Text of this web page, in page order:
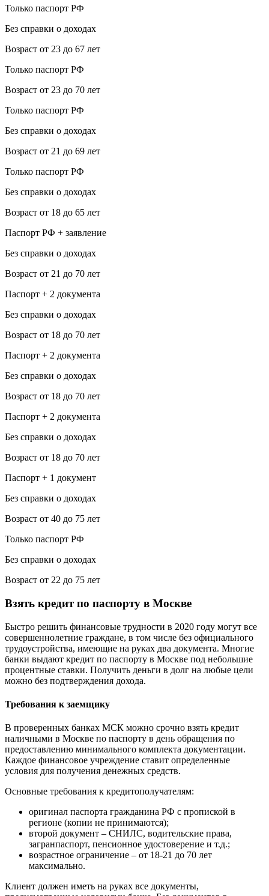
Только паспорт РФ
Без справки о доходах
Возраст от 23 до 67 лет
Только паспорт РФ
Возраст от 23 до 70 лет
Только паспорт РФ
Без справки о доходах
Возраст от 21 до 69 лет
Только паспорт РФ
Без справки о доходах
Возраст от 18 до 65 лет
Паспорт РФ + заявление
Без справки о доходах
Возраст от 21 до 70 лет
Паспорт + 2 документа
Без справки о доходах
Возраст от 18 до 70 лет
Паспорт + 2 документа
Без справки о доходах
Возраст от 18 до 70 лет
Паспорт + 2 документа
Без справки о доходах
Возраст от 18 до 70 лет
Паспорт + 1 документ
Без справки о доходах
Возраст от 40 до 75 лет
Только паспорт РФ
Без справки о доходах
Возраст от 22 до 75 лет
Взять кредит по паспорту в Москве
Быстро решить финансовые трудности в 2020 году могут все
совершеннолетние граждане, в том числе без официального
трудоустройства, имеющие на руках два документа. Многие
банки выдают кредит по паспорту в Москве под небольшие
процентные ставки. Получить деньги в долг на любые цели
можно без подтверждения дохода.
Требования к заемщику
В проверенных банках МСК можно срочно взять кредит
наличными в Москве по паспорту в день обращения по
предоставлению минимального комплекта документации.
Каждое финансовое учреждение ставит определенные
условия для получения денежных средств.
Основные требования к кредитополучателям:
оригинал паспорта гражданина РФ с пропиской в
регионе (копии не принимаются);
второй документ – СНИЛС, водительские права,
загранпаспорт, пенсионное удостоверение и т.д.;
возрастное ограничение – от 18-21 до 70 лет
максимально.
Клиент должен иметь на руках все документы,